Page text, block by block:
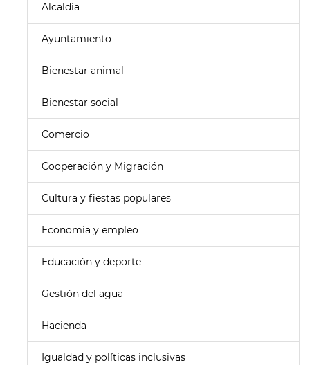
Alcaldía
Ayuntamiento
Bienestar animal
Bienestar social
Comercio
Cooperación y Migración
Cultura y fiestas populares
Economía y empleo
Educación y deporte
Gestión del agua
Hacienda
Igualdad y políticas inclusivas